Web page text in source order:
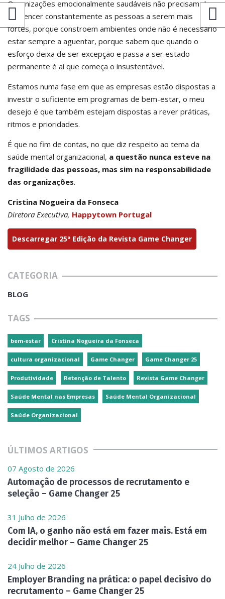
Organizações emocionalmente saudáveis não precisam de
convencer constantemente as pessoas a serem mais
fortes, porque constroem ambientes onde não é necessário
estar sempre a aguentar, porque sabem que quando o
esforço deixa de ser excepção e passa a ser estado
permanente é aí que começa o insustentável.
Estamos numa fase em que as empresas estão dispostas a
investir o suficiente em programas de bem-estar, o meu
desejo é que também estejam dispostas a rever práticas,
ritmos e prioridades.
É que no fim de contas, no que diz respeito ao tema da
saúde mental organizacional, a questão nunca esteve na
fragilidade das pessoas, mas sim na responsabilidade
das organizações.
Cristina Nogueira da Fonseca
Diretora Executiva, Happytown Portugal
Descarregar 25ª Edição da Revista Game Changer
CATEGORIA
BLOG
TAGS
bem-estar Cristina Nogueira da Fonseca
cultura organizacional Game Changer Game Changer 25
Produtividade Retenção de Talento Revista Game Changer
Saúde Mental nas Empresas Saúde Mental Organizacional
Saúde Organizacional
ÚLTIMOS ARTIGOS
07 Agosto de 2026
Automação de processos de recrutamento e
seleção – Game Changer 25
31 Julho de 2026
Com IA, o ganho não está em fazer mais. Está em
decidir melhor – Game Changer 25
24 Julho de 2026
Employer Branding na prática: o papel decisivo do
recrutamento – Game Changer 25